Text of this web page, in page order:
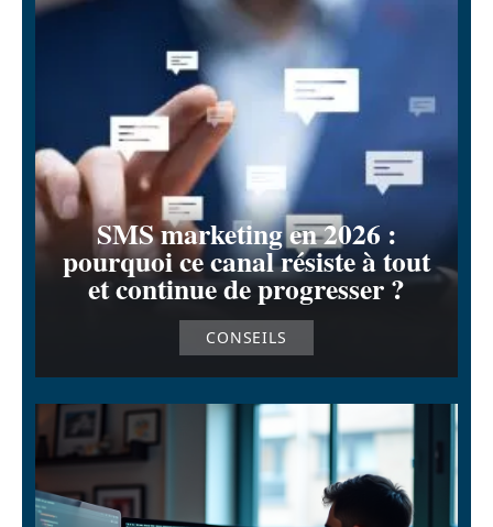
SMS marketing en 2026 :
pourquoi ce canal résiste à tout
et continue de progresser ?
CONSEILS